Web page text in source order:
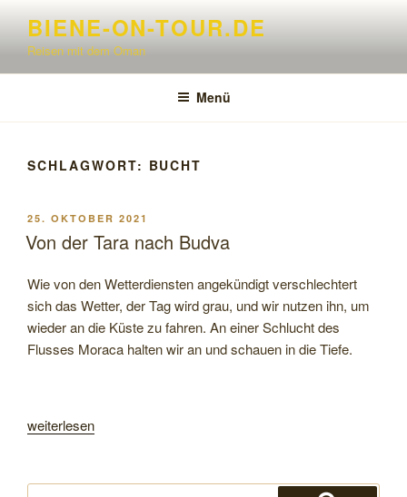
springen
BIENE-ON-TOUR.DE
Reisen mit dem Oman
Menü
SCHLAGWORT: BUCHT
VERÖFFENTLICHT
AM
25. OKTOBER 2021
Von der Tara nach Budva
Wie von den Wetterdiensten angekündigt verschlechtert
sich das Wetter, der Tag wird grau, und wir nutzen ihn, um
wieder an die Küste zu fahren. An einer Schlucht des
Flusses Moraca halten wir an und schauen in die Tiefe.
„Von
nach
weiterlesen